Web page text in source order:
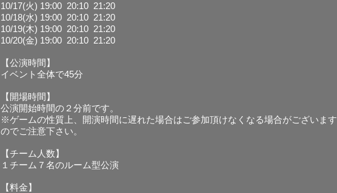
10/17(火) 19:00 20:10 21:20
10/18(水) 19:00 20:10 21:20
10/19(木) 19:00 20:10 21:20
10/20(金) 19:00 20:10 21:20
【公演時間】
イベント全体で45分
【開場時間】
公演開始時間の２分前です。
※ゲームの性質上、開演時間に遅れた場合はご参加頂けなくなる場合がございます
のでご注意下さい。
【チーム人数】
１チーム７名のルーム型公演
【料金】